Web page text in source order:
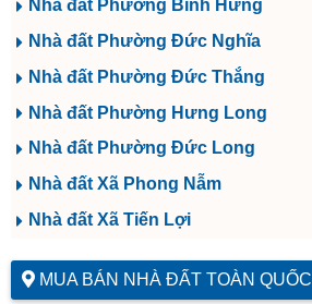
Nhà đất Phường Bình Hưng
Nhà đất Phường Đức Nghĩa
Nhà đất Phường Đức Thắng
Nhà đất Phường Hưng Long
Nhà đất Phường Đức Long
Nhà đất Xã Phong Nẫm
Nhà đất Xã Tiến Lợi
MUA BÁN NHÀ ĐẤT TOÀN QUỐC